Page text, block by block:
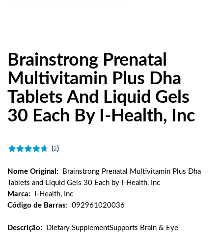
Brainstrong Prenatal
Multivitamin Plus Dha
Tablets And Liquid Gels
30 Each By I-Health, Inc
(2)
Nome Original:
Brainstrong Prenatal Multivitamin Plus Dha
Tablets and Liquid Gels 30 Each by I-Health, Inc
Marca:
I-Health, Inc
Código de Barras: 092961020036
Descrição:
Dietary SupplementSupports Brain & Eye